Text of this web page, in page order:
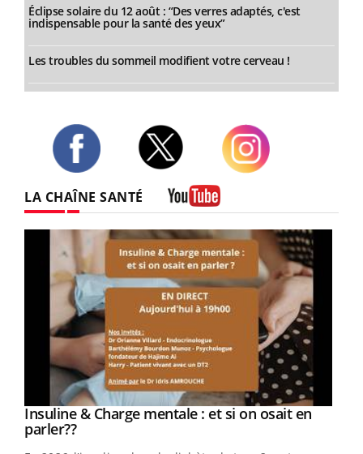
Éclipse solaire du 12 août : “Des verres adaptés, c'est
indispensable pour la santé des yeux”
Les troubles du sommeil modifient votre cerveau !
LA CHAÎNE SANTÉ
Youtube
Insuline & Charge mentale : et si on osait en
parler??Youtube